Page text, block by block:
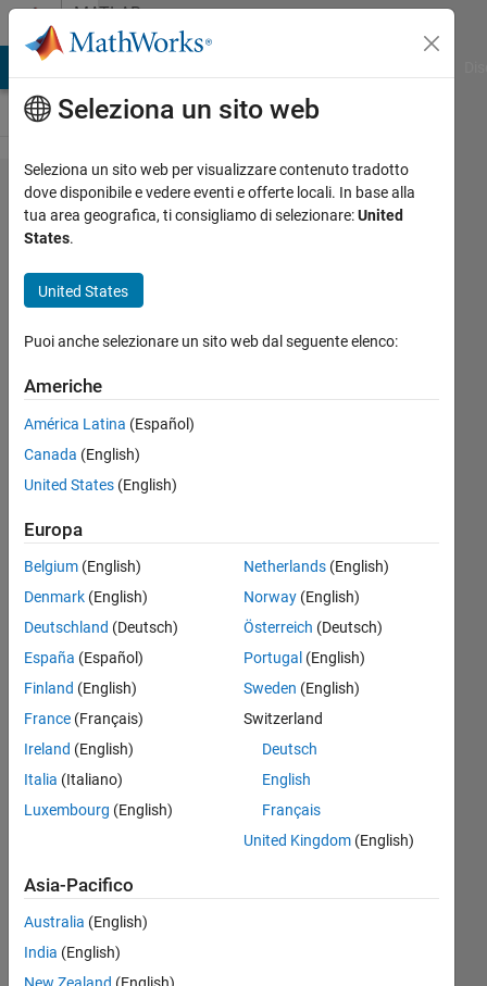
Vai al contenutoMATLAB
Answers
after
installing
error
MATLAB
Version 9.0
Failed
Conversion
from
model :
Permision
Denied
Index
exceeds
matrix
dimensions
Data
conversion
GAURAV
21 Dic
1
Seleziona un sito web
Seleziona un sito web per visualizzare contenuto tradotto
dove disponibile e vedere eventi e offerte locali. In base alla
tua area geografica, ti consigliamo di selezionare:United
States.
United States
Puoi anche selezionare un sito web dal seguente elenco:
Americhe
América Latina (Español)
Canada (English)
United States (English)
Europa
Belgium (English)
Denmark (English)
Deutschland (Deutsch)
España (Español)
Finland (English)
France (Français)
Ireland (English)
Italia (Italiano)
Luxembourg (English)
Netherlands(English)
Norway(English)
Österreich (Deutsch)
Portugal (English)
Sweden (English)
Switzerland
Deutsch
English
Français
United Kingdom(English)
Asia-Pacifico
Australia (English)
India (English)